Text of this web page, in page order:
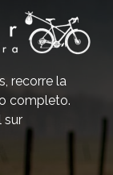
recorre la
completo.
sur